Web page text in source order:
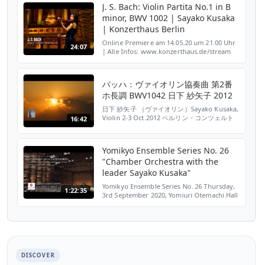
24:07
J. S. Bach: Violin Partita No.1 in B
minor, BWV 1002 | Sayako Kusaka
| Konzerthaus Berlin
Online Premiere am 14.05.20 um 21.00 Uhr
| Alle Infos: www.konzerthaus.de/stream
16:42
バッハ：ヴァイオリン協奏曲 第2番
ホ長調 BWV1042 日下 紗矢子 2012
日下 紗矢子 （ヴァイオリン）Sayako Kusaka,
Violin 2-3 Oct.2012 ベルリン・コンツェルト
BWV1042 1. Allegr...
1:22:35
Yomikyo Ensemble Series No. 26
"Chamber Orchestra with the
leader Sayako Kusaka"
Yomikyo Ensemble Series No. 26 Thursday,
3rd September 2020, Yomiuri Otemachi Hall
Abdelazar Suite...
DISCOVER